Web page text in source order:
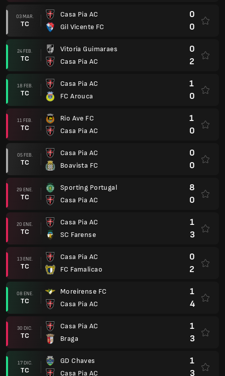
03 MAR.
TC
Casa Pia AC
Gil Vicente FC
0
0
24 FEB.
TC
Vitoria Guimaraes
Casa Pia AC
0
2
18 FEB.
TC
Casa Pia AC
FC Arouca
1
0
11 FEB.
TC
Rio Ave FC
Casa Pia AC
1
0
05 FEB.
TC
Casa Pia AC
Boavista FC
0
0
29 ENE.
TC
Sporting Portugal
Casa Pia AC
8
0
20 ENE.
TC
Casa Pia AC
SC Farense
1
3
13 ENE.
TC
Casa Pia AC
FC Famalicao
0
2
08 ENE.
TC
Moreirense FC
Casa Pia AC
1
4
30 DIC.
TC
Casa Pia AC
Braga
1
3
17 DIC.
TC
GD Chaves
Casa Pia AC
1
3